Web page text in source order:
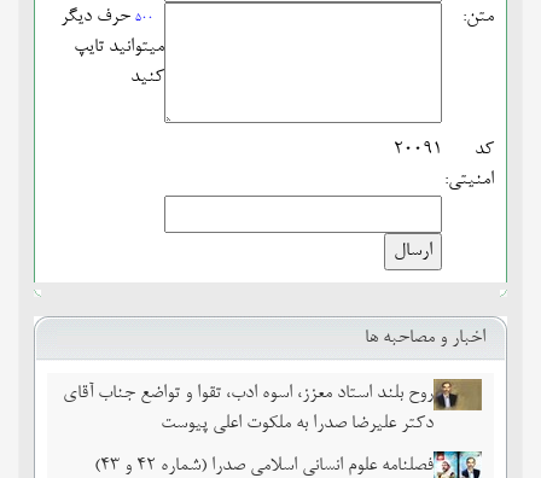
متن:
500 حرف دیگر
میتوانید تایپ
کنید
کد
امنیتی:
20091
اخبار و مصاحبه ها
روح بلند استاد معزز، اسوه ادب، تقوا و تواضع جناب آقای
دکتر علیرضا صدرا به ملکوت اعلی پیوست
فصلنامه علوم انسانی اسلامی صدرا (شماره 42 و 43)